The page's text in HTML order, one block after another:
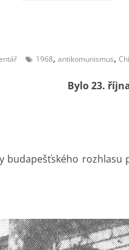
1968, antikomunismus,
Bylo 23.
budapešťského